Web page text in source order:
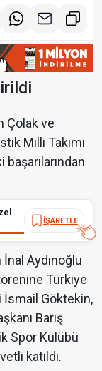
Çolak ve
Milli Takımı
İŞARETLE
Aydınoğlu
Türkiye
İsmail Göktekin,
Barış
Spor Kulübü
katıldı.